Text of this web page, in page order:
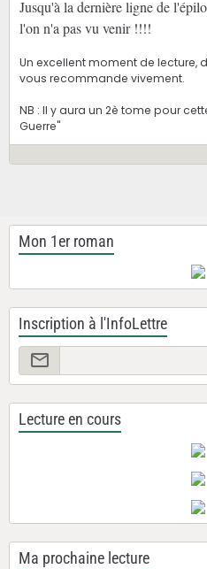
Jusqu'à la dernière ligne de
l'on n'a pas vu venir !!!!
Un excellent moment de lecture,
vous recommande vivement.
NB : Il y aura un 2è tome pour
Guerre"
Mon 1er roman
Inscription à l'InfoLettre
Lecture en cours
Ma prochaine lecture